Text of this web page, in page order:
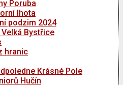
Poruba
lhota
podzim 2024
Bystřice
hranic
Krásné Pole
Hučín